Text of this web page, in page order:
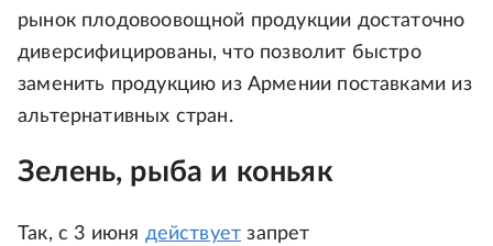
рынок плодовоовощной продукции достаточно
диверсифицированы, что позволит быстро
заменить продукцию из Армении поставками из
альтернативных стран.
Зелень, рыба и коньяк
Так, с 3 июня действует запрет